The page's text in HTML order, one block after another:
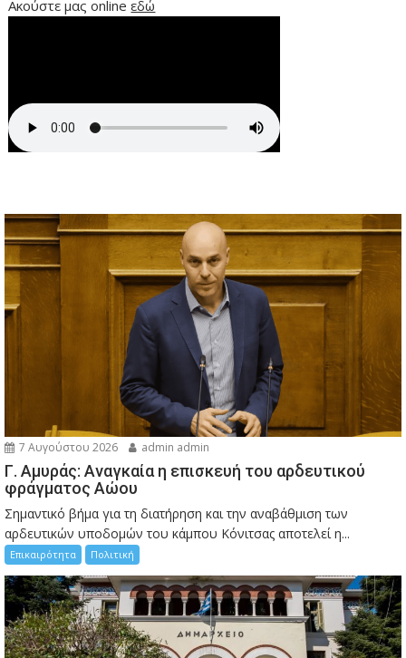
Ακούστε μας onlineεδώ
7 Αυγούστου 2026 admin admin
Γ. Αμυράς: Αναγκαία η επισκευή του αρδευτικού
φράγματος Αώου
Σημαντικό βήμα για τη διατήρηση και την αναβάθμιση των
αρδευτικών υποδομών του κάμπου Κόνιτσας αποτελεί η...
Επικαιρότητα Πολιτική